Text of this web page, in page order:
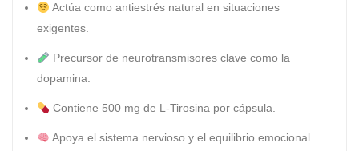
Actúa como antiestrés natural en situaciones
exigentes.
Precursor de neurotransmisores clave como la
dopamina.
Contiene 500 mg de L-Tirosina por cápsula.
Apoya el sistema nervioso y el equilibrio emocional.